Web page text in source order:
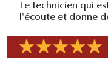
Le technicien qui
l'écoute et donne